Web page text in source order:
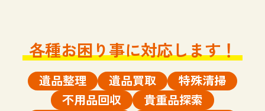
各種お困り事に対応します！
遺品整理 遺品買取
特殊清掃
不用品回収
貴重品探索